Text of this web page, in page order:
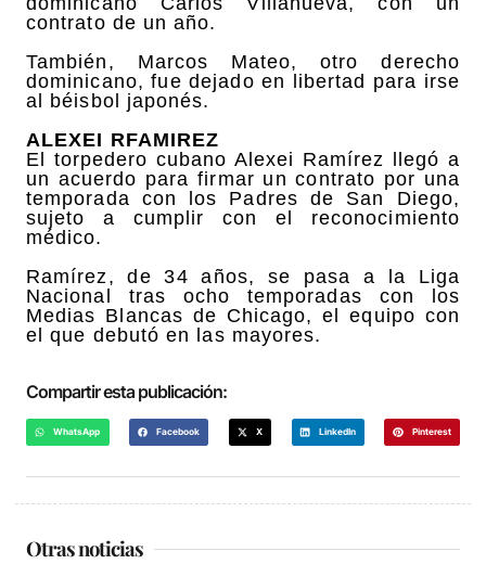
contrato de un año.
También, Marcos Mateo, otro derecho
dominicano, fue dejado en libertad para irse
al béisbol japonés.
ALEXEI RFAMIREZ
El torpedero cubano Alexei Ramírez llegó a
un acuerdo para firmar un contrato por una
temporada con los Padres de San Diego,
sujeto a cumplir con el reconocimiento
médico.
Ramírez, de 34 años, se pasa a la Liga
Nacional tras ocho temporadas con los
Medias Blancas de Chicago, el equipo con
el que debutó en las mayores.
Compartir esta publicación:
WhatsApp Facebook X LinkedIn Pinterest
Otras noticias